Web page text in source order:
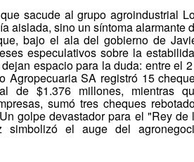
sacude al grupo agroindustrial
aislada, sino un síntoma alarmante
bajo el ala del gobierno de
especulativos sobre la
espacio para la duda: entre el
Agropecuaria SA registró 15
de $1.376 millones, mientras
sumó tres cheques
golpe devastador para el "Rey de
simbolizó el auge del